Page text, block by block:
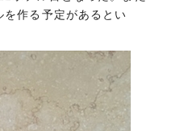
作る予定があるとい